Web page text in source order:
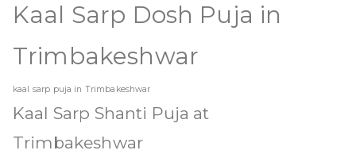
Kaal Sarp Dosh Puja in
Trimbakeshwar
kaal sarp puja in Trimbakeshwar
Kaal Sarp Shanti Puja at
Trimbakeshwar